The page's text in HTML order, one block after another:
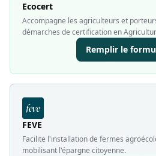
Ecocert
Accompagne les agriculteurs et
démarches de certification en
Remplir le
FEVE
Facilite l'installation de fermes
mobilisant l'épargne citoyenne.